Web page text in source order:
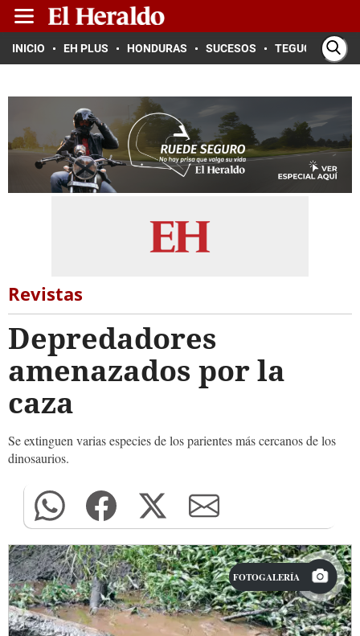
INICIO EH PLUS HONDURAS SUCESOS TEGUCIGALPA
Revistas
Depredadores
amenazados por la
caza
Se extinguen varias especies de los parientes más cercanos de los
dinosaurios.
FOTOGALERÍA